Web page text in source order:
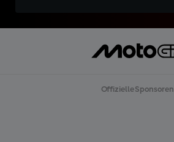
Offizielle Sponsoren